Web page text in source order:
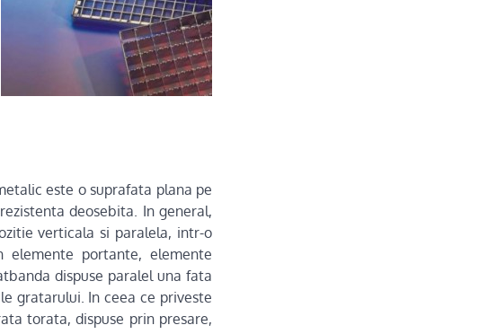
este o suprafata plana pe
deosebita. In general,
verticala si paralela, intr-o
elemente portante, elemente
dispuse paralel una fata
gratarului. In ceea ce priveste
torata, dispuse prin presare,